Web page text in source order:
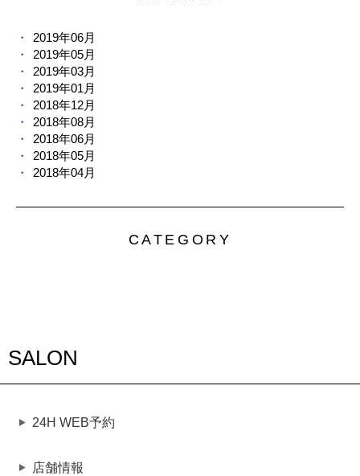
2019年06月
2019年05月
2019年03月
2019年01月
2018年12月
2018年08月
2018年06月
2018年05月
2018年04月
CATEGORY
SALON
24H WEB予約
店舗情報